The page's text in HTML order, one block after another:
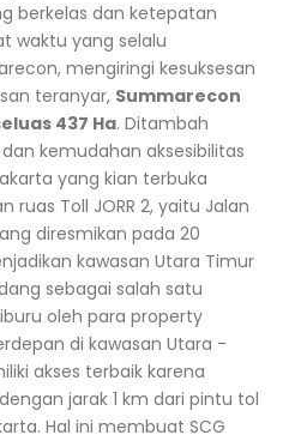
berkelas dan ketepatan
waktu yang selalu
mengiringi kesuksesan
teranyar, Summarecon
437 Ha. Ditambah
kemudahan aksesibilitas
yang kian terbuka
ruas Toll JORR 2, yaitu Jalan
diresmikan pada 20
kawasan Utara Timur
sebagai salah satu
oleh para property
di kawasan Utara -
akses terbaik karena
jarak 1 km dari pintu tol
Hal ini membuat SCG